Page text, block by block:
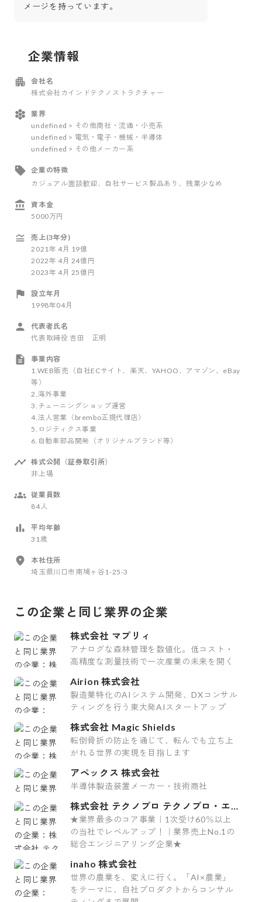
メージを持っています。
企業情報
会社名
株式会社カインドテクノストラクチャー
業界
undefined > その他商社・流通・小売系
undefined > 電気・電子・機械・半導体
undefined > その他メーカー系
企業の特徴
カジュアル面談歓迎 、自社サービス製品あり 、残業少なめ
資本金
5000万円
売上(3年分)
2021 年 4月 19億
2022年 4月 24億円
2023年 4月 25億円
設立年月
1998年04月
代表者氏名
代表取締役 吉田 正明
事業内容
1.WEB販売（自社ECサイト、楽天、YAHOO、アマゾン、eBay
等）
2.海外事業
3.チューニングショップ運営
4.法人営業（brembo正規代理店）
5.ロジティクス事業
6.自動車部品開発（オリジナルブランド等）
株式公開（証券取引所）
非上場
従業員数
84人
平均年齢
31歳
本社住所
埼玉県川口市南鳩ヶ谷1-25-3
この企業と同じ業界の企業
株式会社 マプリィ
アナログな森林管理を数値化。低コスト・
高精度な測量技術で一次産業の未来を開く
Airion 株式会社
製造業特化のAIシステム開発、DXコンサル
ティングを行う東大発AIスタートアップ
株式会社 Magic Shields
転倒骨折の防止を通じて、転んでも立ち上
がれる世界の実現を目指します
アペックス 株式会社
半導体製造装置メーカー・技術商社
株式会社 テクノプロ テクノプロ・エ
ンジニアリング社
★業界最多のコア事業｜1次受け60％以上
の当社でレベルアップ！｜業界売上No.1の
総合エンジニアリング企業★
inaho 株式会社
世界の農業を、変えに行く。「AI×農業」
をテーマに、自社プロダクトからコンサル